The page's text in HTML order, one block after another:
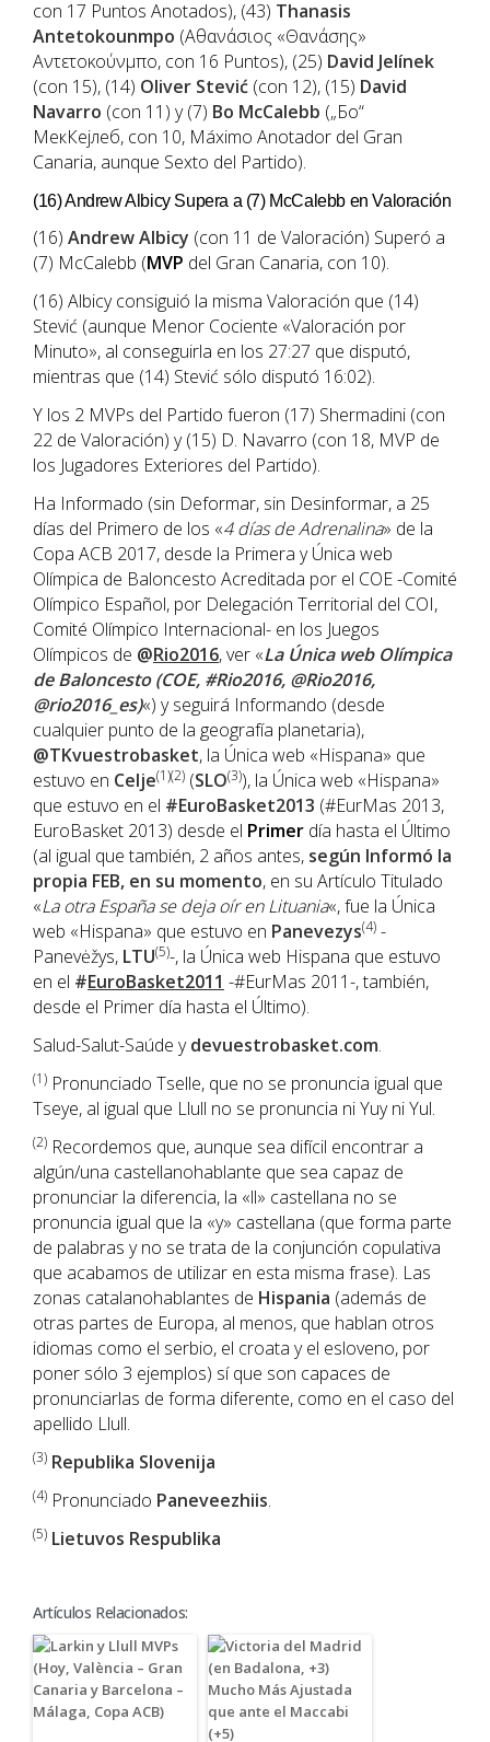
con 17 Puntos Anotados), (43) Thanasis
Antetokounmpo (Αθανάσιος «Θανάσης»
Αντετοκούνμπο, con 16 Puntos), (25) David Jelínek
(con 15), (14) Oliver Stević (con 12), (15) David
Navarro (con 11) y (7) Bo McCalebb („Бо“
МекКејлеб, con 10, Máximo Anotador del Gran
Canaria, aunque Sexto del Partido).
(16) Andrew Albicy Supera a (7) McCalebb en Valoración
(16) Andrew Albicy (con 11 de Valoración) Superó a
(7) McCalebb (MVP del Gran Canaria, con 10).
(16) Albicy consiguió la misma Valoración que (14)
Stević (aunque Menor Cociente «Valoración por
Minuto», al conseguirla en los 27:27 que disputó,
mientras que (14) Stević sólo disputó 16:02).
Y los 2 MVPs del Partido fueron (17) Shermadini (con
22 de Valoración) y (15) D. Navarro (con 18, MVP de
los Jugadores Exteriores del Partido).
Ha Informado (sin Deformar, sin Desinformar, a 25
días del Primero de los «4 días de Adrenalina» de la
Copa ACB 2017, desde la Primera y Única web
Olímpica de Baloncesto Acreditada por el COE -Comité
Olímpico Español, por Delegación Territorial del COI,
Comité Olímpico Internacional- en los Juegos
Olímpicos de @Rio2016, ver «La Única web Olímpica
de Baloncesto (COE, #Rio2016, @Rio2016,
@rio2016_es)«) y seguirá Informando (desde
cualquier punto de la geografía planetaria),
@TKvuestrobasket, la Única web «Hispana» que
estuvo en Celje(1)(2) (SLO(3)), la Única web «Hispana»
que estuvo en el #EuroBasket2013 (#EurMas 2013,
EuroBasket 2013) desde el Primer día hasta el Último
(al igual que también, 2 años antes, según Informó la
propia FEB, en su momento, en su Artículo Titulado
«La otra España se deja oír en Lituania«, fue la Única
web «Hispana» que estuvo en Panevezys(4) -
Panevėžys, LTU(5)-, la Única web Hispana que estuvo
en el #EuroBasket2011 -#EurMas 2011-, también,
desde el Primer día hasta el Último).
Salud-Salut-Saúde ydevuestrobasket.com.
(1) Pronunciado Tselle, que no se pronuncia igual que
Tseye, al igual que Llull no se pronuncia ni Yuy ni Yul.
(2) Recordemos que, aunque sea difícil encontrar a
algún/una castellanohablante que sea capaz de
pronunciar la diferencia, la «ll» castellana no se
pronuncia igual que la «y» castellana (que forma parte
de palabras y no se trata de la conjunción copulativa
que acabamos de utilizar en esta misma frase). Las
zonas catalanohablantes de Hispania (además de
otras partes de Europa, al menos, que hablan otros
idiomas como el serbio, el croata y el esloveno, por
poner sólo 3 ejemplos) sí que son capaces de
pronunciarlas de forma diferente, como en el caso del
apellido Llull.
(3) Republika Slovenija
(4) Pronunciado Paneveezhiis.
(5) Lietuvos Respublika
Artículos Relacionados: